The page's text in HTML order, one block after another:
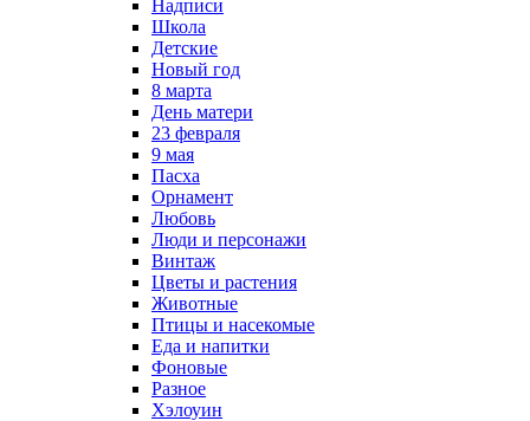
Надписи
Школа
Детские
Новый год
8 марта
День матери
23 февраля
9 мая
Пасха
Орнамент
Любовь
Люди и персонажи
Винтаж
Цветы и растения
Животные
Птицы и насекомые
Еда и напитки
Фоновые
Разное
Хэлоуин